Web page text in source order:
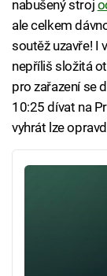
nabušený stroj
ale celkem
soutěž uzavře! I
nepříliš složitá
pro zařazení se
10:25 dívat na
vyhrát lze